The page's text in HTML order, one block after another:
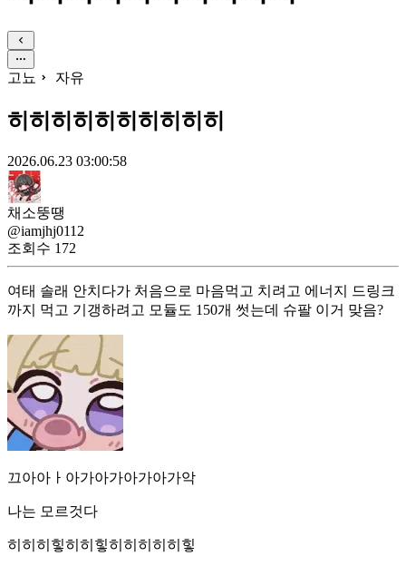
고뇨 자유
히히히히히히히히히히
2026.06.23 03:00:58
채소뚱땡
@iamjhj0112
조회수 172
여태 솔래 안치다가 처음으로 마음먹고 치려고 에너지 드링크
까지 먹고 기갱하려고 모듈도 150개 썻는데 슈팔 이거 맞음?
끄아아ㅏ아가아가아가아가악
나는 모르것다
히히히힣히히힣히히히히히힣